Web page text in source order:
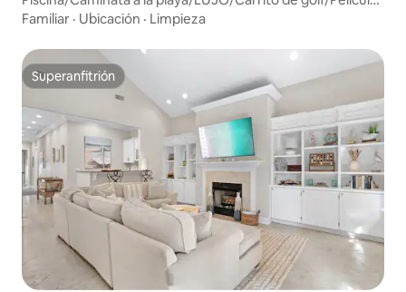
al aire libre
Familiar · Ubicación · Limpieza
Superanfitrión
Superanfitrión